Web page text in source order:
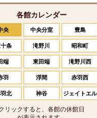
各館カレンダー
央 中央分室 豊島
条 滝野川 昭和町
端 東田端 滝野川西
羽 浮間 赤羽西
北 神谷 ジェイトエル
リックすると、各館の休館日